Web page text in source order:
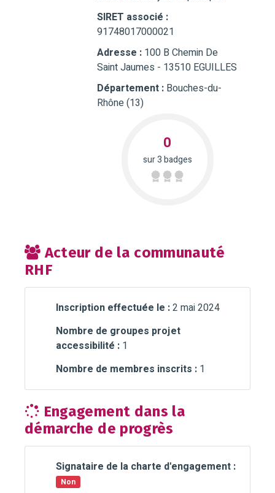
SIRET associé :
91748017000021
Adresse : 100 B Chemin De
Saint Jaumes - 13510 EGUILLES
Département : Bouches-du-
Rhône (13)
0
sur 3 badges
Acteur de la communauté
RHF
Inscription effectuée le :2 mai 2024
Nombre de groupes projet
accessibilité : 1
Nombre de membres inscrits : 1
Engagement dans la
démarche de progrès
Signataire de la charte d'engagement :
Non